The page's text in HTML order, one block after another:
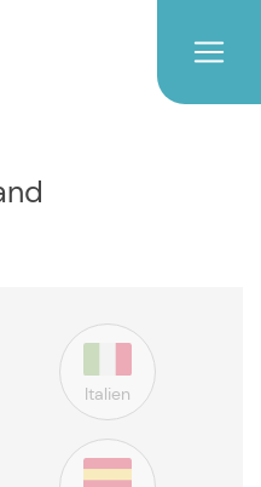
Italien